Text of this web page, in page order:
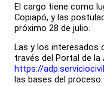
El cargo tiene como
Copiapó, y las
próximo 28 de julio.
Las y los interesados
través del Portal de la
https://
las bases del proceso.